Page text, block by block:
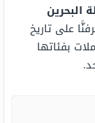
البحرين
على تاريخ
بفئاتها